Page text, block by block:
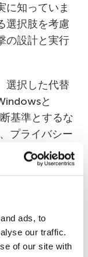
ads, to
our traffic.
of our site with
に知っていま
選択肢を考慮
の設計と実行
選択した代替
と
基準とするな
プライバシー
のレベルに維
、Chromeを
ッキング防
とが指摘さ